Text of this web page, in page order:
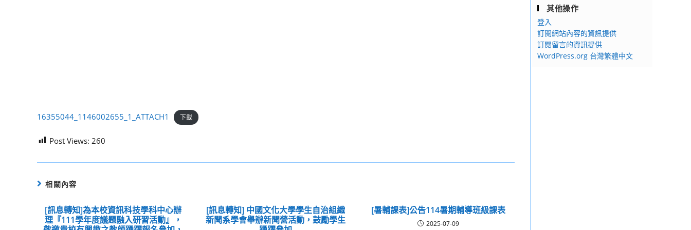
16355044_1146002655_1_ATTACH1 下載
Post Views: 260
相關內容
[訊息轉知]為本校資訊科技學科中心辦
理『111學年度議題融入研習活動』，
[訊息轉知] 中國文化大學學生自治組織
新聞系學會舉辦新聞營活動，鼓勵學生
[暑輔課表]公告114暑期輔導班級課表
2025-07-09
其他操作
登入
訂閱網站內容的資訊提供
訂閱留言的資訊提供
WordPress.org 台灣繁體中文